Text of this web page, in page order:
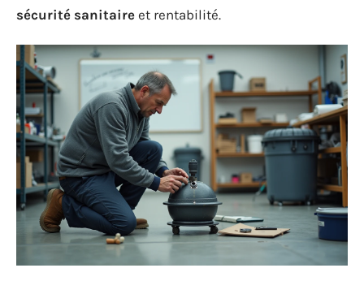
sécurité sanitaire et rentabilité.